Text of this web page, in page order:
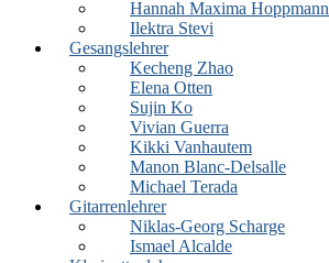
Hannah Maxima Hoppmann
Ilektra Stevi
Gesangslehrer
Kecheng Zhao
Elena Otten
Sujin Ko
Vivian Guerra
Kikki Vanhautem
Manon Blanc-Delsalle
Michael Terada
Gitarrenlehrer
Niklas-Georg Scharge
Ismael Alcalde